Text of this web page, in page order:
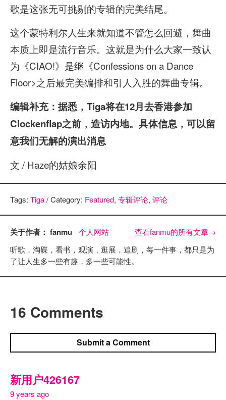
歌是这张无可挑剔的专辑的完美结尾。
这个蒙特利尔人生来就知道不管怎么回避，舞曲
本质上即是流行音乐。这就是为什么大家一致认
为《CIAO!》是继《Confessions on a Dance
Floor>之后最完美编排和引人入胜的舞曲专辑。
编辑补充：据悉，Tiga将在12月去香港参加
Clockenflap之前，造访内地。具体信息，可以留
意我们无解的演出消息
文 / Haze的姑娘余阳
Tags: Tiga/ Category: Featured, 专辑评论, 评论
关于作者： fanmu 个人网站 查看fanmu的所有文章→
听歌，淘碟，看书，观演，逛展，追剧，每一件事，都只是为
了让人生多一些有趣，多一些可能性。
16 Comments
Submit a Comment
新用户426167
9 years ago